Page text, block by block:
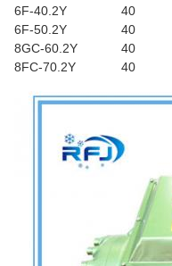
6F-40.2Y
40
6F-50.2Y
40
8GC-60.2Y
40
8FC-70.2Y
40